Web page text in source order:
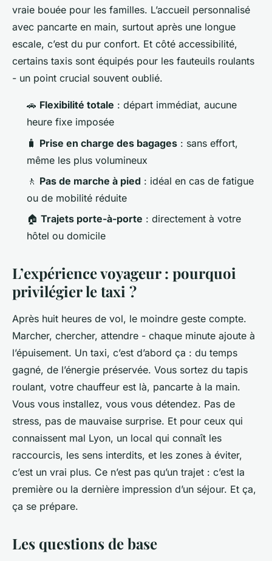
vraie bouée pour les familles. L’accueil personnalisé
avec pancarte en main, surtout après une longue
escale, c’est du pur confort. Et côté accessibilité,
certains taxis sont équipés pour les fauteuils roulants
- un point crucial souvent oublié.
🚗 Flexibilité totale : départ immédiat, aucune
heure fixe imposée
🧳 Prise en charge des bagages : sans effort,
même les plus volumineux
🚶 Pas de marche à pied : idéal en cas de fatigue
ou de mobilité réduite
🏠 Trajets porte-à-porte : directement à votre
hôtel ou domicile
L’expérience voyageur : pourquoi
privilégier le taxi ?
Après huit heures de vol, le moindre geste compte.
Marcher, chercher, attendre - chaque minute ajoute à
l’épuisement. Un taxi, c’est d’abord ça : du temps
gagné, de l’énergie préservée. Vous sortez du tapis
roulant, votre chauffeur est là, pancarte à la main.
Vous vous installez, vous vous détendez. Pas de
stress, pas de mauvaise surprise. Et pour ceux qui
connaissent mal Lyon, un local qui connaît les
raccourcis, les sens interdits, et les zones à éviter,
c’est un vrai plus. Ce n’est pas qu’un trajet : c’est la
première ou la dernière impression d’un séjour. Et ça,
ça se prépare.
Les questions de base